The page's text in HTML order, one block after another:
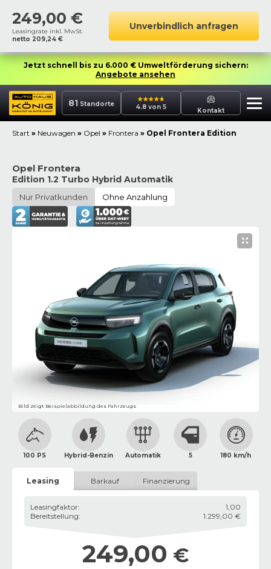
249,00 €
Leasingrate inkl. MwSt.
netto 209,24 €
Unverbindlich anfragen
Jetzt schnell bis zu 6.000 € Umweltförderung sichern:
Angebote ansehen
81 Standorte 4.8 von 5 Kontakt
Start » Neuwagen » Opel » Frontera » Opel Frontera Edition
Opel Frontera
Edition 1.2 Turbo Hybrid Automatik
Nur Privatkunden Ohne Anzahlung
Bild zeigt Beispielabbildung des Fahrzeugs
100 PS Hybrid-Benzin Automatik 5 180 km/h
Leasing Barkauf Finanzierung
Leasingfaktor:
1,00
Bereitstellung: 1.299,00 €
249,00 €